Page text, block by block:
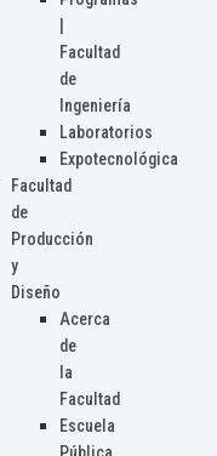
Facultad
de
Ingeniería
Laboratorios
Expotecnológica
Facultad
de
Producción
y
Diseño
Acerca
de
la
Facultad
Escuela